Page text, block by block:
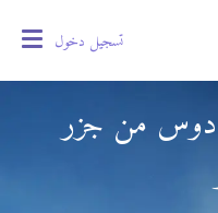
تسجيل دخول
من جزر